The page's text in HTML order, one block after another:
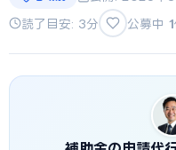
読了目安: 3分 公募中 1